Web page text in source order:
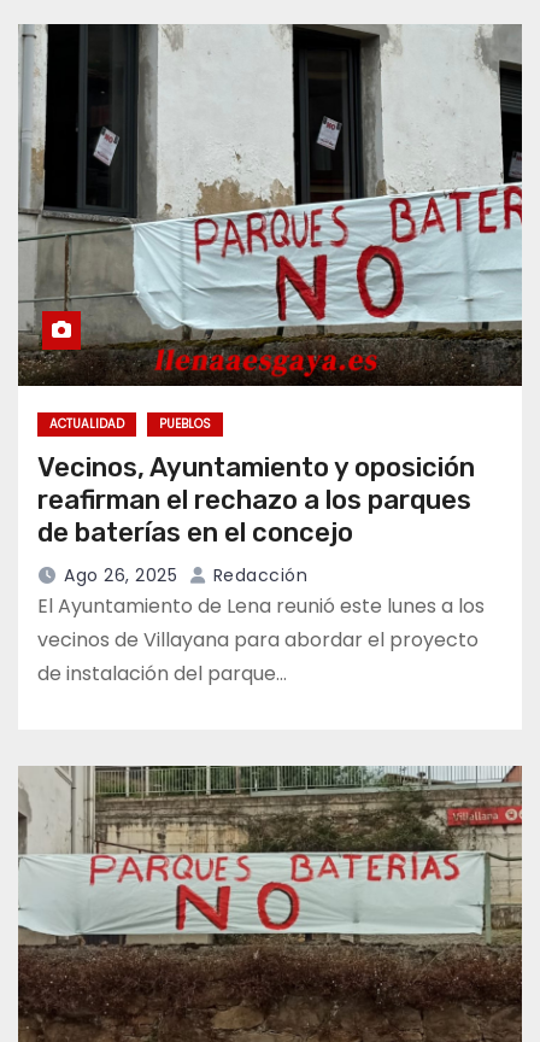
ACTUALIDAD PUEBLOS
Vecinos, Ayuntamiento y oposición
reafirman el rechazo a los parques
de baterías en el concejo
Ago 26, 2025 Redacción
El Ayuntamiento de Lena reunió este lunes a los
vecinos de Villayana para abordar el proyecto
de instalación del parque…